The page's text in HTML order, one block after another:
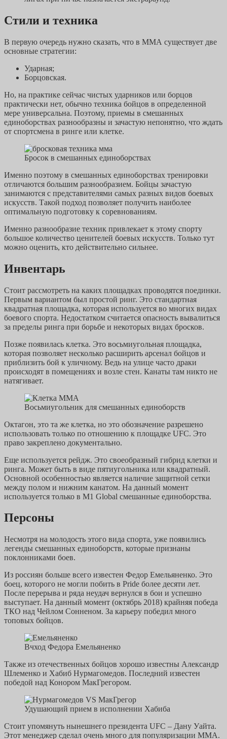
Стили и техника
В первую очередь нужно сказать, что в ММА существует две
основные стратегии:
Ударная;
Борцовская.
Но, на практике сейчас чистых ударников или борцов
практически нет, обычно техника бойцов в определенной
мере универсальна. Поэтому, приемы в смешанных
единоборствах разнообразны и зачастую непонятно, что ждать
от спортсмена в ринге или клетке.
Бросок в смешанных единоборствах
Именно поэтому в смешанных единоборствах тренировки
отличаются большим разнообразием. Бойцы зачастую
занимаются с представителями самых разных видов боевых
искусств. Такой подход позволяет получить наиболее
оптимальную подготовку к соревнованиям.
Именно разнообразие техник привлекает к этому спорту
большое количество ценителей боевых искусств. Только тут
можно оценить, кто действительно сильнее.
Инвентарь
Стоит рассмотреть на каких площадках проводятся поединки.
Первым вариантом был простой ринг. Это стандартная
квадратная площадка, которая используется во многих видах
боевого спорта. Недостатком считается опасность вывалиться
за пределы ринга при борьбе и некоторых видах бросков.
Позже появилась клетка. Это восьмиугольная площадка,
которая позволяет несколько расширить арсенал бойцов и
приблизить бой к уличному. Ведь на улице часто драки
происходят в помещениях и возле стен. Канаты там никто не
натягивает.
Восьмиугольник для смешанных единоборств
Октагон, это та же клетка, но это обозначение разрешено
использовать только по отношению к площадке UFC. Это
право закреплено документально.
Еще используется рейдж. Это своеобразный гибрид клетки и
ринга. Может быть в виде пятиугольника или квадратный.
Основной особенностью является наличие защитной сетки
между полом и нижним канатом. На данный момент
используется только в М1 Global смешанные единоборства.
Персоны
Несмотря на молодость этого вида спорта, уже появились
легенды смешанных единоборств, которые признаны
поклонниками боев.
Из россиян больше всего известен Федор Емельяненко. Это
боец, которого не могли побить в Pride более десяти лет.
После перерыва и ряда неудач вернулся в бои и успешно
выступает. На данный момент (октябрь 2018) крайняя победа
ТКО над Чейлом Сонненом. За карьеру победил много
топовых бойцов.
Вчход Федора Емельяненко
Также из отечественных бойцов хорошо известны Александр
Шлеменко и Хабиб Нурмагомедов. Последний известен
победой над Конором МакГрегором.
Удушающий прием в исполнении Хабиба
Стоит упомянуть нынешнего президента UFC – Дану Уайта.
Этот менеджер сделал очень много для популяризации ММА.